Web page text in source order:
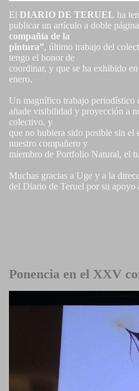
El DIARIO DE TERUEL ha
publicar un artículo a doble
compañía de la
pintura”, último trabajo del
tengo el honor de
coordinar, y que se ha exhibido
enero.
Un magnífico trabajo periodístico
añade visibilidad y proyección a
colectivo, y
que no hubiera sido posible sin el
nuestro compañero y
miembro de Portfolio Natural, el
Muchas gracias a Uge y a la
del Diario de Teruel por su apoyo
Ponencia en el XXV